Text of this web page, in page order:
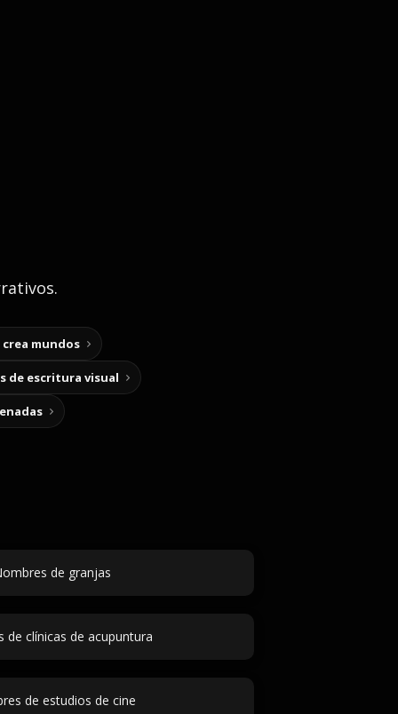
crea mundos
de escritura visual
de granjas
de clínicas de acupuntura
de estudios de cine